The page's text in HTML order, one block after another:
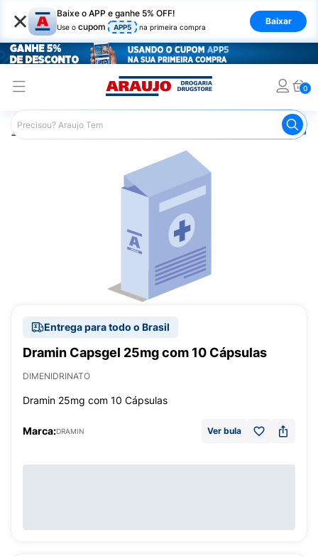
× Baixe o APP e ganhe 5% OFF!
Use o cupom APP5 na primeira compra
Baixar
0
Araujo Medicamentos Remédio para o Estômago e
Entrega para todo o Brasil
Dramin Capsgel 25mg com 10 Cápsulas
DIMENIDRINATO
Dramin 25mg com 10 Cápsulas
Marca:DRAMIN Ver bula